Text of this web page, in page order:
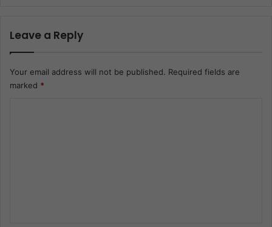
Leave a Reply
Your email address will not be published. Required fields are
marked *